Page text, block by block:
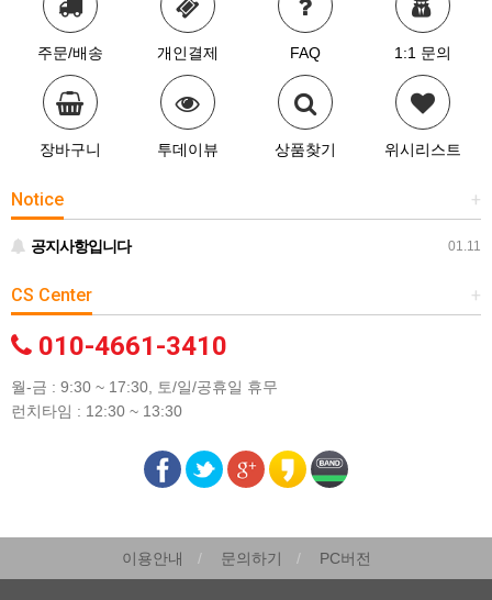
주문/배송 개인결제 FAQ 1:1 문의
장바구니 투데이뷰 상품찾기 위시리스트
+
Notice
01.11
공지사항입니다
+
CS Center
010-4661-3410
월-금 : 9:30 ~ 17:30, 토/일/공휴일 휴무
런치타임 : 12:30 ~ 13:30
이용안내 문의하기 PC버전